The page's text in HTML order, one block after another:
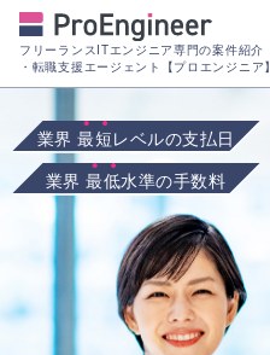
フリーランスITエンジニア専門の案件紹介
・転職支援エージェント【プロエンジニア】
業界最短レベルの支払日
業界最低水準の手数料